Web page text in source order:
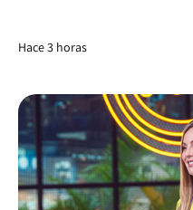
Hace 3 horas